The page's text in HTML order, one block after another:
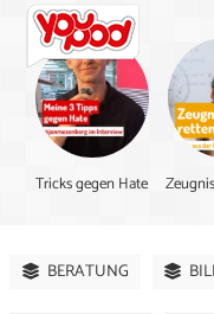
Tricks gegen Hate
BERATUNG